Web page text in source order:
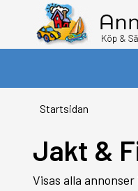
Startsidan
Jakt &
Visas alla